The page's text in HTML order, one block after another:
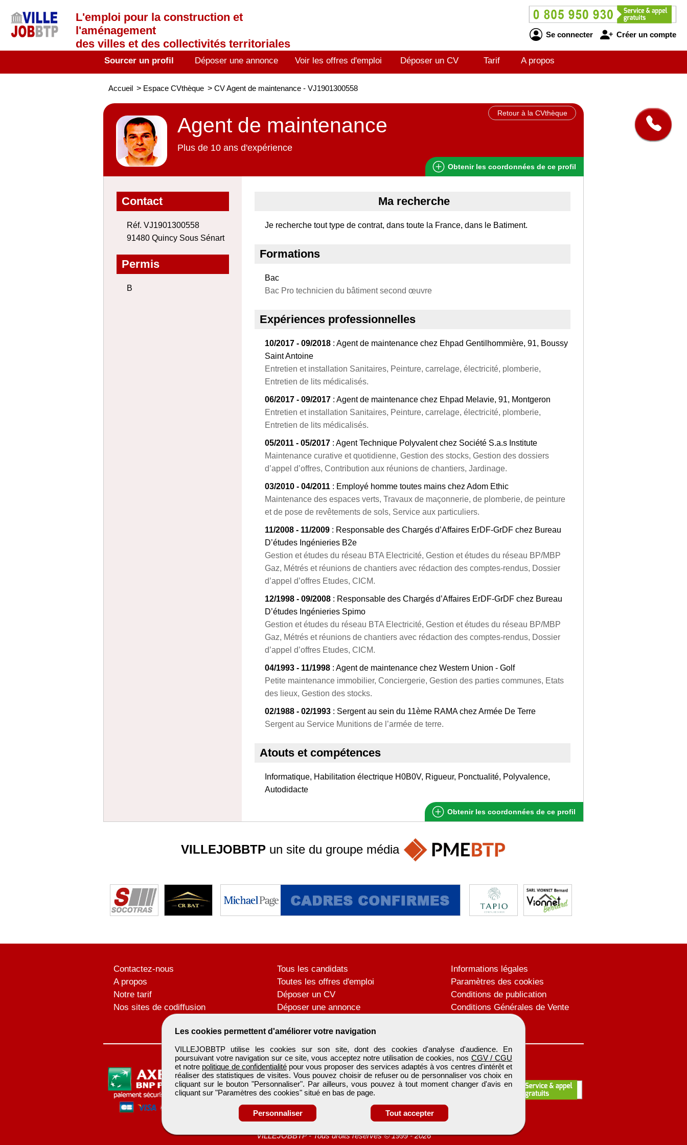
L'emploi pour la construction et
l'aménagement
des villes et des collectivités territoriales
Se connecter Créer un compte
Sourcer un profil Déposer une annonce Voir les offres d'emploi Déposer un CV Tarif A propos
Accueil > Espace CVthèque > CV Agent de maintenance - VJ1901300558
Retour à la CVthèque
Agent de maintenance
Plus de 10 ans d'expérience
Obtenir les coordonnées de ce profil
Contact
Réf. VJ1901300558
91480 Quincy Sous Sénart
Permis
B
Ma recherche
Je recherche tout type de contrat, dans toute la France, dans le Batiment.
Formations
Bac
Bac Pro technicien du bâtiment second œuvre
Expériences professionnelles
10/2017 - 09/2018 : Agent de maintenance chez Ehpad Gentilhommière, 91, Boussy
Saint Antoine
Entretien et installation Sanitaires, Peinture, carrelage, électricité, plomberie,
Entretien de lits médicalisés.
06/2017 - 09/2017 : Agent de maintenance chez Ehpad Melavie, 91, Montgeron
Entretien et installation Sanitaires, Peinture, carrelage, électricité, plomberie,
Entretien de lits médicalisés.
05/2011 - 05/2017 : Agent Technique Polyvalent chez Société S.a.s Institute
Maintenance curative et quotidienne, Gestion des stocks, Gestion des dossiers
d’appel d’offres, Contribution aux réunions de chantiers, Jardinage.
03/2010 - 04/2011 : Employé homme toutes mains chez Adom Ethic
Maintenance des espaces verts, Travaux de maçonnerie, de plomberie, de peinture
et de pose de revêtements de sols, Service aux particuliers.
11/2008 - 11/2009 : Responsable des Chargés d’Affaires ErDF-GrDF chez Bureau
D’études Ingénieries B2e
Gestion et études du réseau BTA Electricité, Gestion et études du réseau BP/MBP
Gaz, Métrés et réunions de chantiers avec rédaction des comptes-rendus, Dossier
d’appel d’offres Etudes, CICM.
12/1998 - 09/2008 : Responsable des Chargés d’Affaires ErDF-GrDF chez Bureau
D’études Ingénieries Spimo
Gestion et études du réseau BTA Electricité, Gestion et études du réseau BP/MBP
Gaz, Métrés et réunions de chantiers avec rédaction des comptes-rendus, Dossier
d’appel d’offres Etudes, CICM.
04/1993 - 11/1998 : Agent de maintenance chez Western Union - Golf
Petite maintenance immobilier, Conciergerie, Gestion des parties communes, Etats
des lieux, Gestion des stocks.
02/1988 - 02/1993 : Sergent au sein du 11ème RAMA chez Armée De Terre
Sergent au Service Munitions de l’armée de terre.
Atouts et compétences
Informatique, Habilitation électrique H0B0V, Rigueur, Ponctualité, Polyvalence,
Autodidacte
Obtenir les coordonnées de ce profil
Les cookies permettent d'améliorer votre navigation
VILLEJOBBTP utilise les cookies sur son site, dont des cookies d'analyse d'audience. En
poursuivant votre navigation sur ce site, vous acceptez notre utilisation de cookies, nos CGV / CGU
et notre politique de confidentialitépour vous proposer des services adaptés à vos centres d'intérêt et
réaliser des statistiques de visites. Vous pouvez choisir de refuser ou de personnaliser vos choix en
cliquant sur le bouton "Personnaliser". Par ailleurs, vous pouvez à tout moment changer d'avis en
cliquant sur "Paramètres des cookies" situé en bas de page.
Personnaliser Tout accepter
VILLEJOBBTPun site du groupe média
Contactez-nous
A propos
Notre tarif
Nos sites de codiffusion
Tous les candidats
Toutes les offres d'emploi
Déposer un CV
Déposer une annonce
Informations légales
Paramètres des cookies
Conditions de publication
Conditions Générales de Vente
VILLEJOBBTP -Tous droits réservés © 1999 - 2026